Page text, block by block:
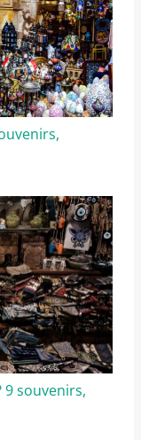
9 souvenirs,